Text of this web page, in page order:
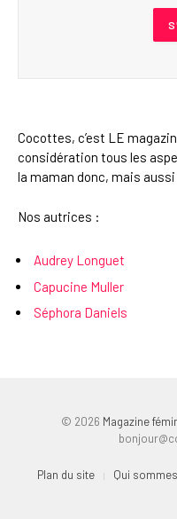
Cocottes, c’est LE
considération tous les
la maman donc, mais
Nos autrices :
Audrey Longuet
Capucine Muller
Séphora Daniels
© 2026 Magazine
Plan du site Qui